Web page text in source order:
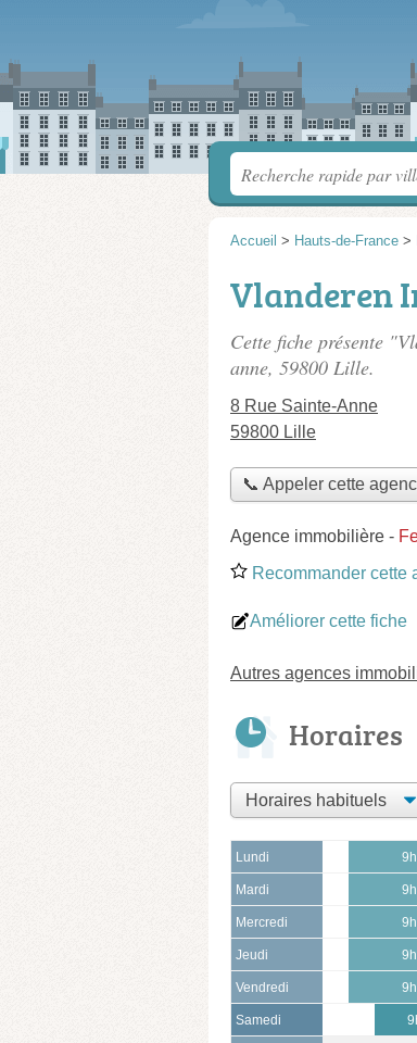
Accueil > Hauts-de-France >
Vlanderen
Cette fiche présente
anne, 59800 Lille.
8 Rue Sainte-Anne
59800 Lille
📞 Appeler cette
Agence immobilière -
Recommander cette
Améliorer cette fiche
Autres agences
Horaires
Lundi
Mardi
Mercredi
Jeudi
Vendredi
Samedi